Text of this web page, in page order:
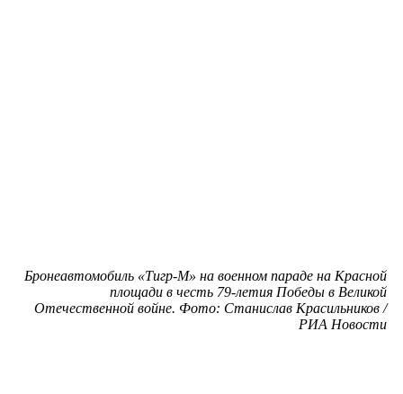
Бронеавтомобиль «Тигр-М» на военном параде на Красной
площади в честь 79-летия Победы в Великой
Отечественной войне. Фото: Станислав Красильников /
РИА Новости